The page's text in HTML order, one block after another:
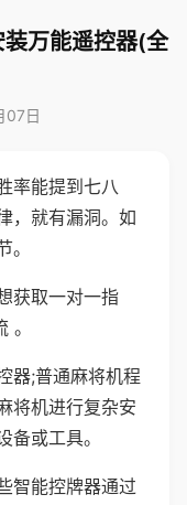
万能遥控器(全
07日
率能提到七八
，就有漏洞。如
获取一对一指
器;普通麻将机程
将机进行复杂安
或工具。
智能控牌器通过